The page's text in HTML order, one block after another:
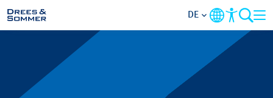
LEISTUNGEN
DE